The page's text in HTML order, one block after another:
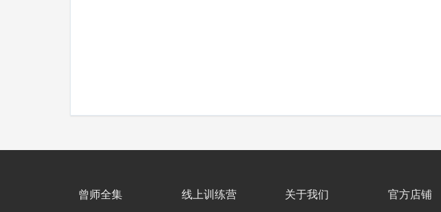
曾师全集 线上训练营 关于我们 官方店铺